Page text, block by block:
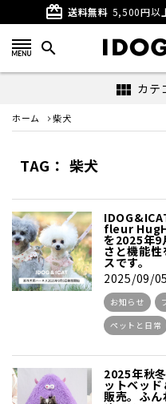
card_giftcard 送料無料 5,500円以
search
view_module カテ
ホーム 柴犬
TAG： 柴犬
fleur
を2025年9
さと機能
スです。
2025/09/05
お知らせ
ペットと日常
2025年秋
ットベッ
販売。ふ